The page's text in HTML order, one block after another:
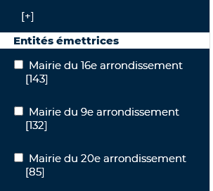
[+]
Entités émettrices
Mairie du 16e arrondissement
Mairie du 16e arrondissement
[143]
Mairie du 9e arrondissement
Mairie du 9e arrondissement
[132]
Mairie du 20e arrondissement
Mairie du 20e arrondissement
[85]